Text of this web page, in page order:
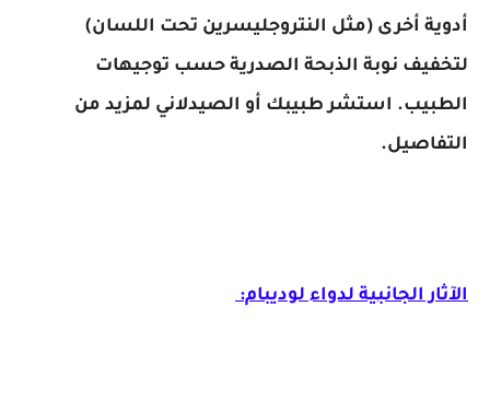
أدوية أخرى (مثل النتروجليسرين تحت اللسان)
لتخفيف نوبة الذبحة الصدرية حسب توجيهات
الطبيب. استشر طبيبك أو الصيدلاني لمزيد من
التفاصيل.
الآثار الجانبية لدواء لوديبام: